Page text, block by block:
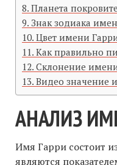
Планета
Знак зодиака
Цвет имени
Как правильно
Склонение
Видео значение
АНАЛИЗ
Имя Гарри состоит
являются